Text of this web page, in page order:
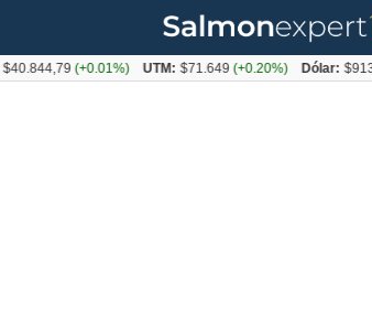
(+0.01%) UTM: $71.649(+0.20%) Dólar: $913,86